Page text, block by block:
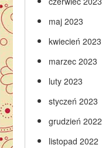
maj 2023
kwiecień 2023
marzec 2023
luty 2023
styczeń 2023
grudzień 2022
listopad 2022